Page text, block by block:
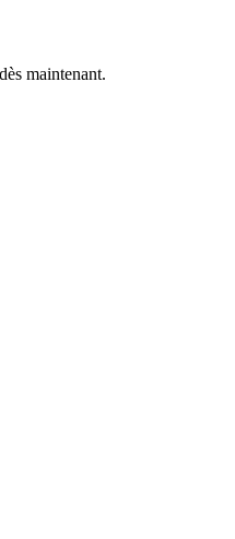
maintenant.